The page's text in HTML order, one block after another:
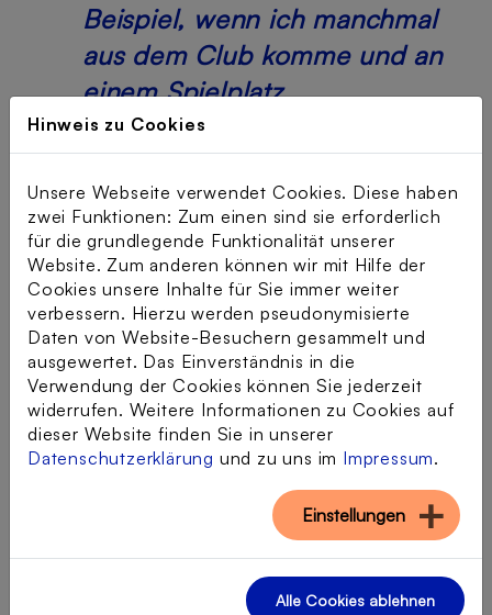
Beispiel, wenn ich manchmal
aus dem Club komme und an
einem Spielplatz
vorbeikomme, und ich sehe
die Schaukel. Ja, dann springe
ich auf die Schaukel und dann
kann ich immer nur den
Leuten sagen, also es ist
eigentlich egal, dieser
Moment, wenn die Schaukel
oben ist und - zack -
runtergeht! Dann hat jeder
dieses Gefühl im Bauch und
das ist mit acht genauso wie
Günther Krabbenhöft
Hinweis zu Cookies
Unsere Webseite verwendet Cookies. Diese haben
zwei Funktionen: Zum einen sind sie erforderlich
für die grundlegende Funktionalität unserer
Website. Zum anderen können wir mit Hilfe der
Cookies unsere Inhalte für Sie immer weiter
verbessern. Hierzu werden pseudonymisierte
Daten von Website-Besuchern gesammelt und
ausgewertet. Das Einverständnis in die
Verwendung der Cookies können Sie jederzeit
widerrufen. Weitere Informationen zu Cookies auf
dieser Website finden Sie in unserer
Datenschutzerklärung und zu uns im Impressum.
Einstellungen
Alle Cookies ablehnen